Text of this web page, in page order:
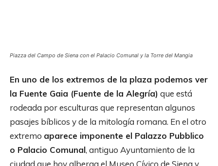
Piazza del Campo de Siena con el Palacio Comunal y la Torre del Mangia
En uno de los extremos de la plaza podemos ver
la Fuente Gaia (Fuente de la Alegría) que está
rodeada por esculturas que representan algunos
pasajes bíblicos y de la mitología romana. En el otro
extremo aparece imponente el Palazzo Pubblico
o Palacio Comunal, antiguo Ayuntamiento de la
ciudad que hoy alberga el Museo Cívico de Siena y